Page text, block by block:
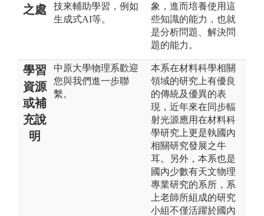
之處
技來輔助學習，例如
生成式AI等。
象，進而培養使用這
些知識的能力，也就
是分析問題、解決問
題的能力。
學習
資源
或補
充說
明
中原大學物理系歡迎
您與我們進一步聯
繫。
本系在材料科學相關
領域的研究上有優良
的傳統及優異的表
現，近年來在同步輻
射光源應用在材料科
學研究上更是執國內
相關研究發展之牛
耳。另外，本系也是
國內少數有天文物理
專業研究的系所，系
上老師所組成的研究
小組不僅活躍於國內